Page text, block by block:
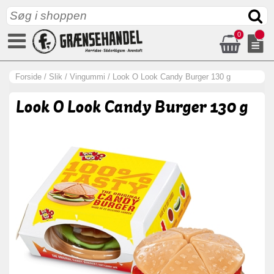
0
Forside / Slik / Vingummi / Look O Look Candy Burger 130 g
Look O Look Candy Burger 130 g